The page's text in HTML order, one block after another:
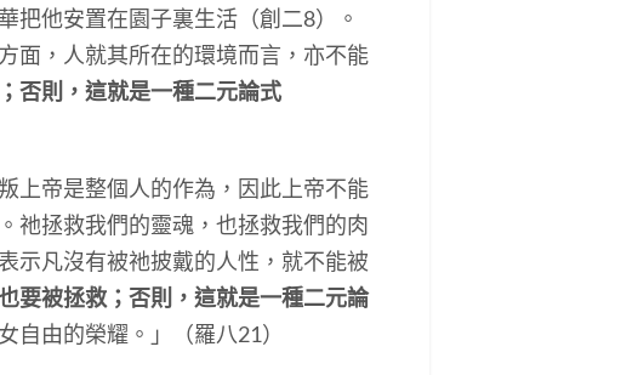
把他安置在園子裏生活（創二8）。
面，人就其所在的環境而言，亦不能
否則，這就是一種二元論式
帝是整個人的作為，因此上帝不能
祂拯救我們的靈魂，也拯救我們的肉
示凡沒有被祂披戴的人性，就不能被
要被拯救；否則，這就是一種二元論
由的榮耀。」（羅八21）